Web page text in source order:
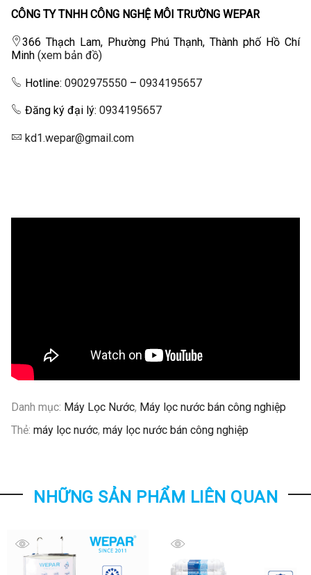
CÔNG TY TNHH CÔNG NGHỆ MÔI TRƯỜNG WEPAR
366 Thạch Lam, Phường Phú Thạnh, Thành phố Hồ Chí
Minh (xem bản đồ)
Hotline: 0902975550 – 0934195657
Đăng ký đại lý: 0934195657
kd1.wepar@gmail.com
Danh mục: Máy Lọc Nước, Máy lọc nước bán công nghiệp
Thẻ: máy lọc nước, máy lọc nước bán công nghiệp
NHỮNG SẢN PHẨM LIÊN QUAN